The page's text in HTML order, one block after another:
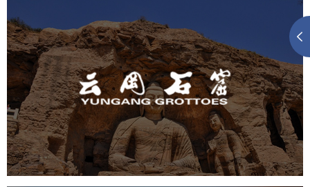
云冈石窟
旅游休闲 景区网站建设 品牌官网
网页设计
景区